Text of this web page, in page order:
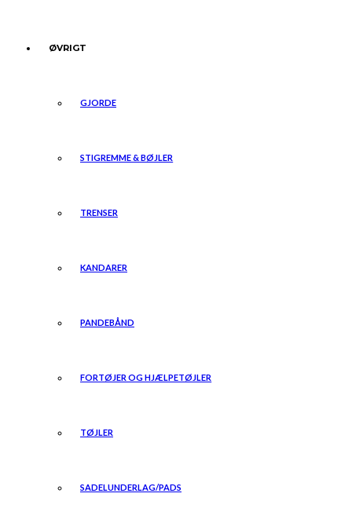
ØVRIGT
GJORDE
STIGREMME & BØJLER
TRENSER
KANDARER
PANDEBÅND
FORTØJER OG HJÆLPETØJLER
TØJLER
SADELUNDERLAG/PADS